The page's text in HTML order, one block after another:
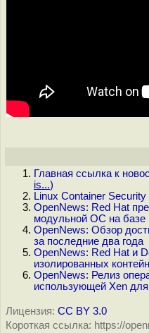
Главная ссылка к
is...)
Linux Container Security
OpenNews: Red Hat
модульной ОС на базе
OpenNews: Обзор
за последние два года
OpenNews: Red Hat и
изолированных
OpenNews: Релиз
использующей Xen
Лицензия: CC BY 3.0
Короткая ссылка: https://